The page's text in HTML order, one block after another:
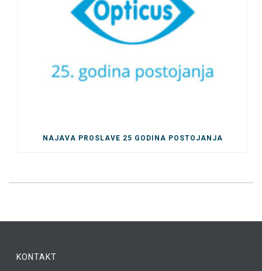
NAJAVA PROSLAVE 25 GODINA POSTOJANJA
KONTAKT